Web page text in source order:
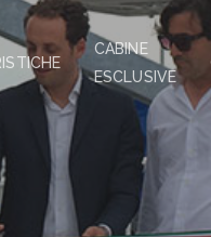
CABINE
ESCLUSIVE